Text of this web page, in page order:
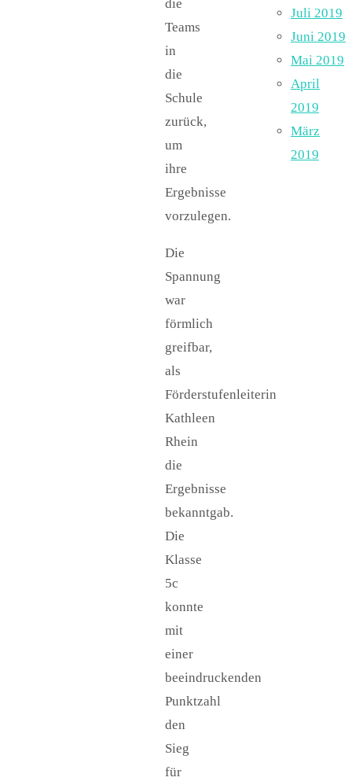
die
Teams
in
die
Schule
zurück,
um
ihre
Ergebnisse
vorzulegen.
Die
Spannung
war
förmlich
greifbar,
als
Förderstufenleiterin
Kathleen
Rhein
die
Ergebnisse
bekanntgab.
Die
Klasse
5c
konnte
mit
einer
beeindruckenden
Punktzahl
den
Sieg
für
Juli 2019
Juni 2019
Mai 2019
April
2019
März
2019